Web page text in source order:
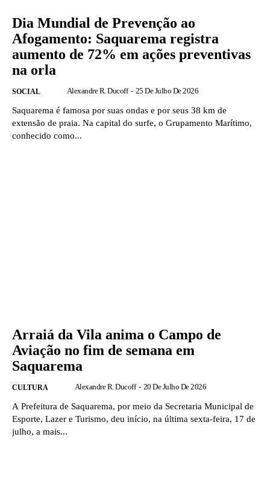
Dia Mundial de Prevenção ao
Afogamento: Saquarema registra
aumento de 72% em ações preventivas
na orla
SOCIAL Alexandre R. Ducoff - 25 De Julho De 2026
Saquarema é famosa por suas ondas e por seus 38 km de
extensão de praia. Na capital do surfe, o Grupamento Marítimo,
conhecido como...
Arraiá da Vila anima o Campo de
Aviação no fim de semana em
Saquarema
CULTURA Alexandre R. Ducoff - 20 De Julho De 2026
A Prefeitura de Saquarema, por meio da Secretaria Municipal de
Esporte, Lazer e Turismo, deu início, na última sexta-feira, 17 de
julho, a mais...